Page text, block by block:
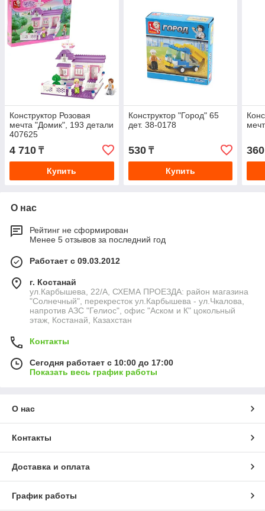
Конструктор Розовая
мечта "Домик", 193 детали
407625
4 710 ₸
Купить
Конструктор "Город" 65
дет. 38-0178
530₸
Купить
360
О нас
Рейтинг не сформирован
Менее 5 отзывов за последний год
Работает с 09.03.2012
г. Костанай
ул.Карбышева, 22/А, СХЕМА ПРОЕЗДА: район магазина
"Солнечный", перекресток ул.Карбышева - ул.Чкалова,
напротив АЗС "Гелиос", офис "Аском и К" цокольный
этаж, Костанай, Казахстан
Контакты
Сегодня работает с 10:00 до 17:00
Показать весь график работы
О нас
Контакты
Доставка и оплата
График работы